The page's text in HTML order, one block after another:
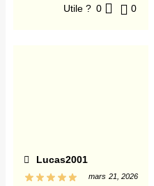
Utile ? 0 0
Lucas2001
mars 21, 2026